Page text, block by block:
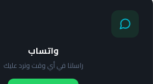
واتساب
راسلنا في أي وقت ونرد عليك